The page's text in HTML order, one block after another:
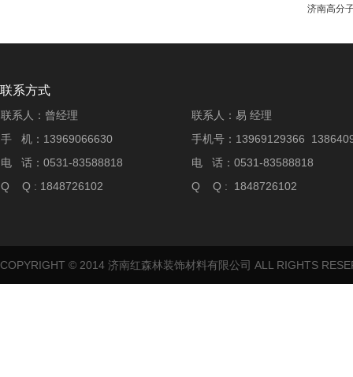
济南高分
联系方式
联系人：曾经理
手 机：13969066630
电 话：0531-83588818
Q Q : 1848726102
联系人：易 经理
手机号：13969129366
电 话：0531-83588818
Q Q : 1848726102
COPYRIGHT © 2014 济南红森林装饰材料有限公司 ALL RIGHTS